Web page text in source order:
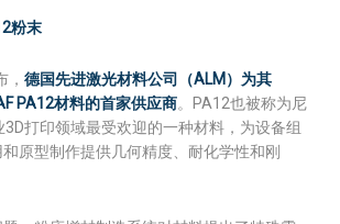
粉末
德国先进激光材料公司（ALM）为其
PA12材料的首家供应商。PA12也被称为尼
打印领域最受欢迎的一种材料，为设备组
原型制作提供几何精度、耐化学性和刚